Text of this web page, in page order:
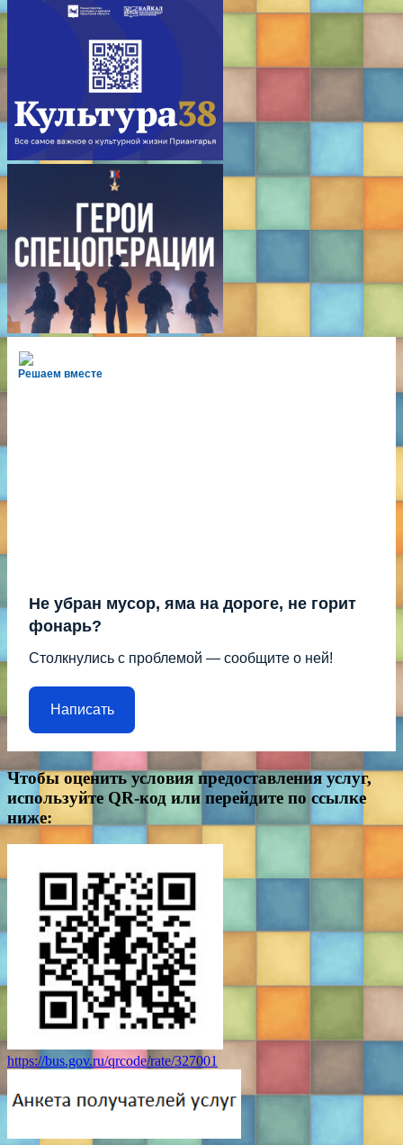
Решаем вместе
Не убран мусор, яма на дороге, не горит
фонарь?
Столкнулись с проблемой — сообщите о ней!
Написать
Чтобы оценить условия предоставления услуг,
используйте QR-код или перейдите по ссылке
ниже:
https://bus.gov.ru/qrcode/rate/327001